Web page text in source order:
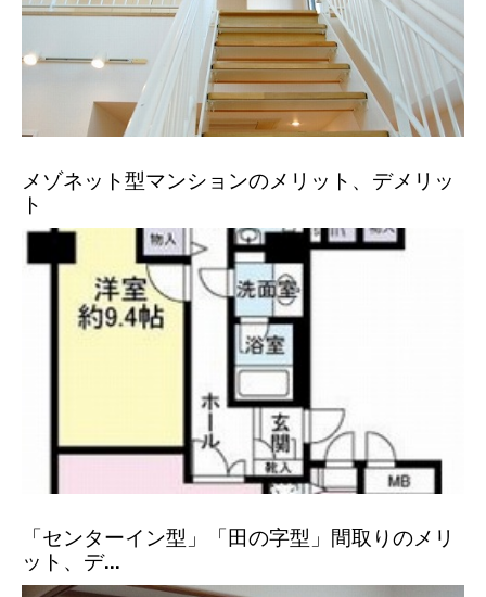
メゾネット型マンションのメリット、デメリッ
ト
「センターイン型」「田の字型」間取りのメリ
ット、デ...